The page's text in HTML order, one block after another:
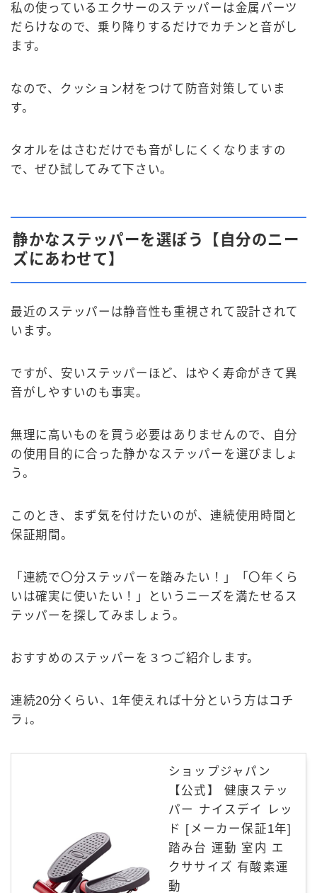
私の使っているエクサーのステッパーは金属パーツ
だらけなので、乗り降りするだけでカチンと音がし
ます。
なので、クッション材をつけて防音対策していま
す。
タオルをはさむだけでも音がしにくくなりますの
で、ぜひ試してみて下さい。
静かなステッパーを選ぼう【自分のニー
ズにあわせて】
最近のステッパーは静音性も重視されて設計されて
います。
ですが、安いステッパーほど、はやく寿命がきて異
音がしやすいのも事実。
無理に高いものを買う必要はありませんので、自分
の使用目的に合った静かなステッパーを選びましょ
う。
このとき、まず気を付けたいのが、連続使用時間と
保証期間。
「連続で〇分ステッパーを踏みたい！」「〇年くら
いは確実に使いたい！」というニーズを満たせるス
テッパーを探してみましょう。
おすすめのステッパーを３つご紹介します。
連続20分くらい、1年使えれば十分という方はコチ
ラ↓。
ショップジャパン
【公式】 健康ステッ
パー ナイスデイ レッ
ド [メーカー保証1年]
踏み台 運動 室内 エ
クササイズ 有酸素運
動